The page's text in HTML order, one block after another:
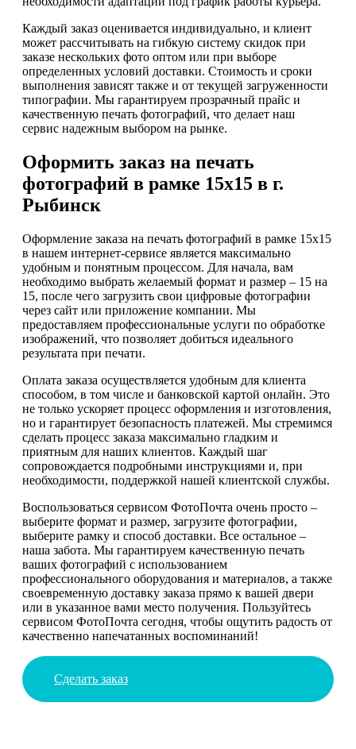
Каждый заказ оценивается индивидуально, и клиент
может рассчитывать на гибкую систему скидок при
заказе нескольких фото оптом или при выборе
определенных условий доставки. Стоимость и сроки
выполнения зависят также и от текущей загруженности
типографии. Мы гарантируем прозрачный прайс и
качественную печать фотографий, что делает наш
сервис надежным выбором на рынке.
Оформить заказ на печать
фотографий в рамке 15х15 в г.
Рыбинск
Оформление заказа на печать фотографий в рамке 15х15
в нашем интернет-сервисе является максимально
удобным и понятным процессом. Для начала, вам
необходимо выбрать желаемый формат и размер – 15 на
15, после чего загрузить свои цифровые фотографии
через сайт или приложение компании. Мы
предоставляем профессиональные услуги по обработке
изображений, что позволяет добиться идеального
результата при печати.
Оплата заказа осуществляется удобным для клиента
способом, в том числе и банковской картой онлайн. Это
не только ускоряет процесс оформления и изготовления,
но и гарантирует безопасность платежей. Мы стремимся
сделать процесс заказа максимально гладким и
приятным для наших клиентов. Каждый шаг
сопровождается подробными инструкциями и, при
необходимости, поддержкой нашей клиентской службы.
Воспользоваться сервисом ФотоПочта очень просто –
выберите формат и размер, загрузите фотографии,
выберите рамку и способ доставки. Все остальное –
наша забота. Мы гарантируем качественную печать
ваших фотографий с использованием
профессионального оборудования и материалов, а также
своевременную доставку заказа прямо к вашей двери
или в указанное вами место получения. Пользуйтесь
сервисом ФотоПочта сегодня, чтобы ощутить радость от
качественно напечатанных воспоминаний!
Сделать заказ